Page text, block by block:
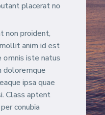
placerat no
non proident,
anim id est
omnis iste natus
doloremque
ipsa quae
Class aptent
conubia